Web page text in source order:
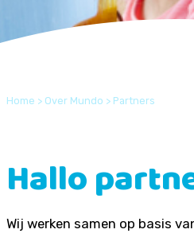
Home > Over Mundo > Partners
Hallo
Wij werken samen op basis